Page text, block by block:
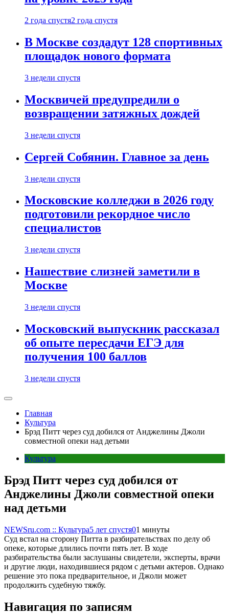
2 года спустя2 года спустя
В Москве создадут 128 спортивных
площадок нового формата
3 недели спустя
Москвичей предупредили о
возвращении затяжных дождей
3 недели спустя
Сергей Собянин. Главное за день
3 недели спустя
Московские колледжи в 2026 году
подготовили рекордное число
специалистов
3 недели спустя
Нашествие слизней заметили в
Москве
3 недели спустя
Московский выпускник рассказал
об опыте пересдачи ЕГЭ для
получения 100 баллов
3 недели спустя
Главная
Культура
Брэд Питт через суд добился от Анджелины Джоли
совместной опеки над детьми
Культура
Брэд Питт через суд добился от
Анджелины Джоли совместной опеки
над детьми
NEWSru.com :: Культура5 лет спустя01 минуты
Суд встал на сторону Питта в разбирательствах по делу об
опеке, которые длились почти пять лет. В ходе
разбирательства были заслушаны свидетели, эксперты, врачи
и другие люди, находившиеся рядом с детьми актеров. Однако
решение это пока предварительное, и Джоли может
продолжить судебную тяжбу.
Навигация по записям